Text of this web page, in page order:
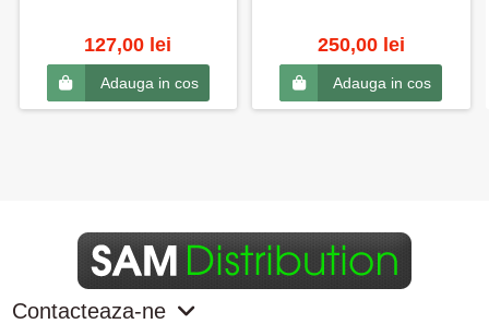
127,00 lei
Adauga in cos
250,00 lei
Adauga in cos
Contacteaza-ne